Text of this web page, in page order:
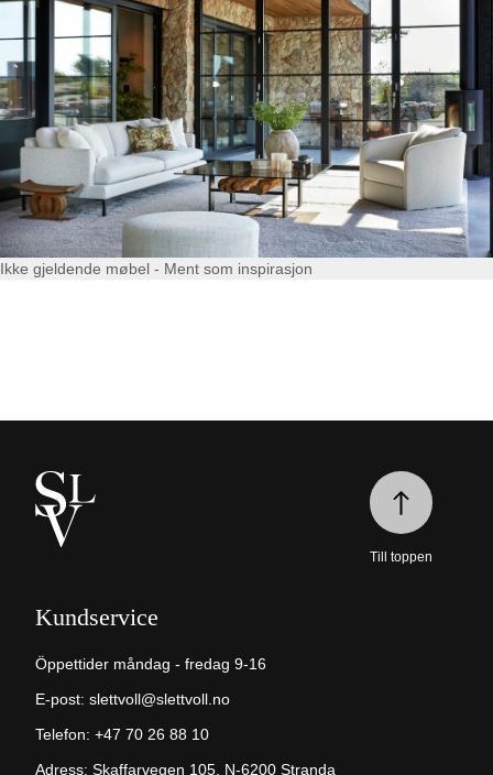
Ikke gjeldende møbel - Ment som inspirasjon
Kundservice
Öppettider måndag - fredag 9-16
E-post: slettvoll@slettvoll.no
Telefon: +47 70 26 88 10
Adress: Skaffarvegen 105, N-6200 Stranda
Till toppen